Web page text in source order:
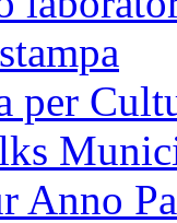
per
Anno